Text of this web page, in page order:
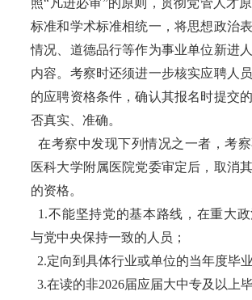
照“凡进必审”的原则，贯彻党管人才
标准和学术标准相统一，将思想政治
情况、道德品行等作为事业单位新进
内容。考察时还须进一步核实应聘人
的应聘资格条件，确认其报名时提交
否真实、准确。
在考察中发现下列情况之一者，考
医科大学附属医院党委审定后，取消
的资格。
1.不能坚持党的基本路线，在重大
与党中央保持一致的人员；
2.定向到具体行业或单位的当年度毕业
3.在读的非2026届应届大中专及以上